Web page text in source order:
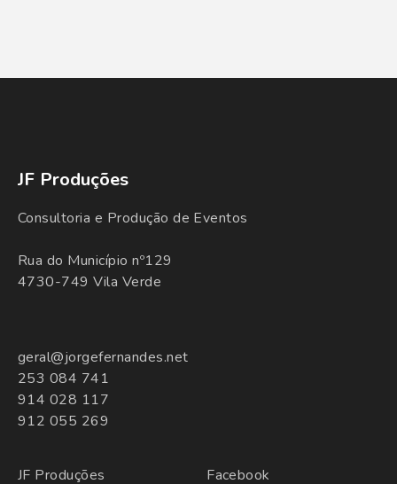
JF Produções
Consultoria e Produção de Eventos
Rua do Município nº129
4730-749 Vila Verde
geral@jorgefernandes.net
253 084 741
914 028 117
912 055 269
JF Produções Facebook